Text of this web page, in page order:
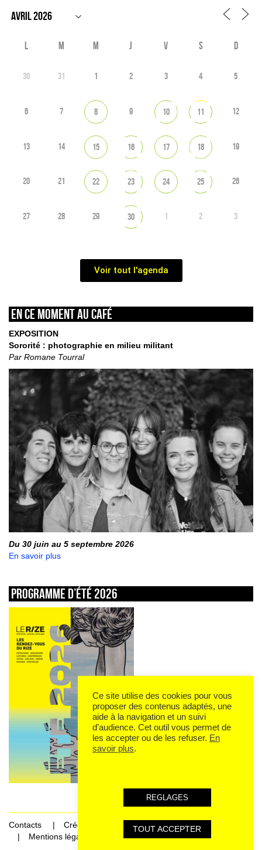
L M M J V S D
30 31 1 2 3 4 5
6 7 8 9 10 11 12
13 14 15 16 17 18 19
20 21 22 23 24 25 26
27 28 29 30 1 2 3
Voir tout l'agenda
En ce moment au café
EXPOSITION
Sororité : photographie en milieu militant
Par Romane Tourral
Du 30 juin au 5 septembre 2026
En savoir plus
Programme d’été 2026
Contacts
Crédits
Mentions légales et données personnelles
Ce site utilise des cookies pour vous
proposer des contenus adaptés, une
aide à la navigation et un suivi
d’audience. Cet outil vous permet de
les accepter ou de les refuser. En
savoir plus.
REGLAGES
TOUT ACCEPTER